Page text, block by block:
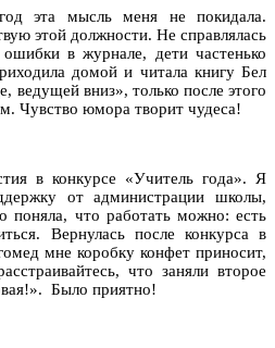
эта мысль меня не покидала.
этой должности. Не справлялась
в журнале, дети частенько
домой и читала книгу Бел
ведущей вниз», только после этого
Чувство юмора творит чудеса!
в конкурсе «Учитель года». Я
от администрации школы,
поняла, что работать можно: есть
Вернулась после конкурса в
мне коробку конфет приносит,
что заняли второе
Было приятно!